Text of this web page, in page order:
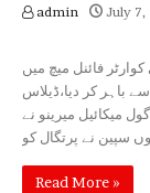
admin July
فیفا ورلڈکپ 2026 کے پری کوارٹر فائنل میچ میں
سے باہر کر دیا،ڈیلاس
میکائیل میرینو نے
Read More »